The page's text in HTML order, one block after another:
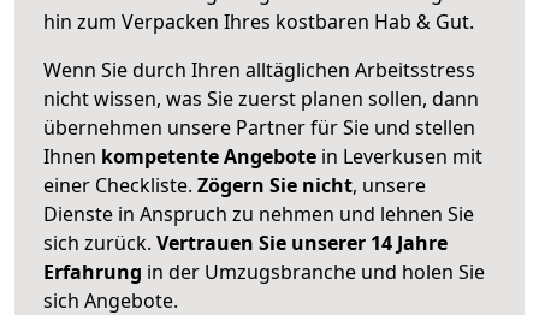
hin zum Verpacken Ihres kostbaren Hab & Gut.
Wenn Sie durch Ihren alltäglichen Arbeitsstress
nicht wissen, was Sie zuerst planen sollen, dann
übernehmen unsere Partner für Sie und stellen
Ihnen kompetente Angebote in Leverkusen mit
einer Checkliste. Zögern Sie nicht, unsere
Dienste in Anspruch zu nehmen und lehnen Sie
sich zurück. Vertrauen Sie unserer 14 Jahre
Erfahrung in der Umzugsbranche und holen Sie
sich Angebote.